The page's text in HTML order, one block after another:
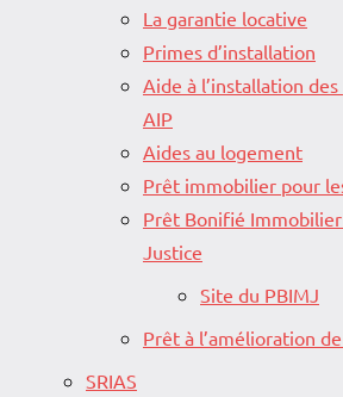
La garantie locative
Primes d’installation
Aide à l’installation
AIP
Aides au logement
Prêt immobilier pour
Prêt Bonifié
Justice
Site du PBIMJ
Prêt à l’amélioration
SRIAS